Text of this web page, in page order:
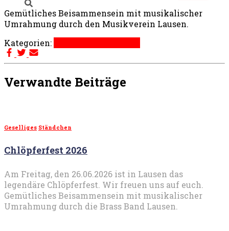
Gemütliches Beisammensein mit musikalischer
Umrahmung durch den Musikverein Lausen.
Kategorien:
Verwandte Beiträge
Geselliges Ständchen
Chlöpferfest 2026
Am Freitag, den 26.06.2026 ist in Lausen das
legendäre Chlöpferfest. Wir freuen uns auf euch.
Gemütliches Beisammensein mit musikalischer
Umrahmung durch die Brass Band Lausen.